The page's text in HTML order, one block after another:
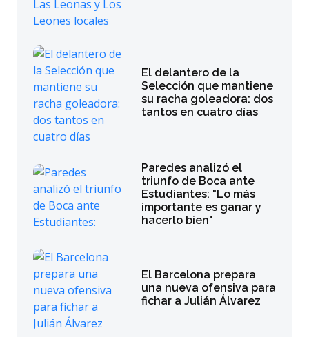
El delantero de la
Selección que mantiene
su racha goleadora: dos
tantos en cuatro días
Paredes analizó el
triunfo de Boca ante
Estudiantes: "Lo más
importante es ganar y
hacerlo bien"
El Barcelona prepara
una nueva ofensiva para
fichar a Julián Álvarez